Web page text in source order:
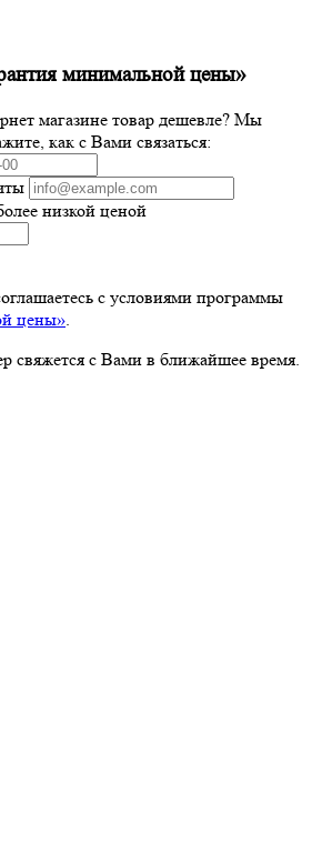
минимальной цены»
магазине товар дешевле? Мы
как с Вами связаться:
низкой ценой
с условиями программы
цены».
свяжется с Вами в ближайшее время.